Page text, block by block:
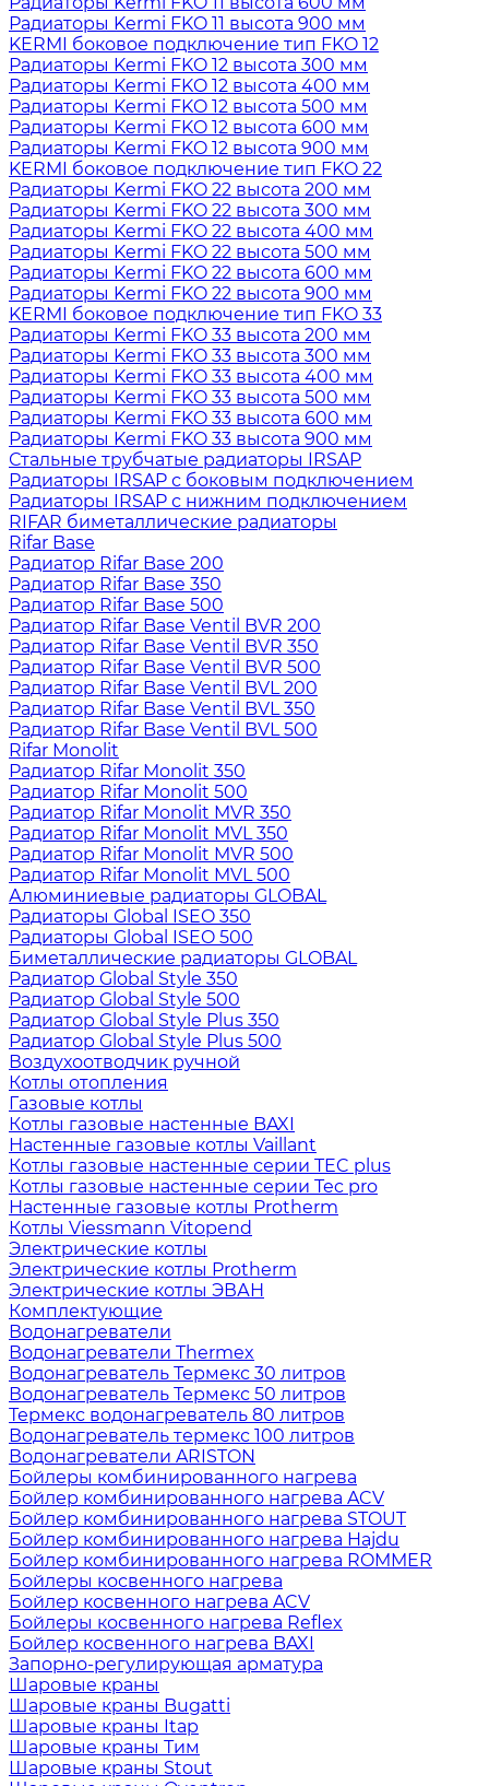
Радиаторы Kermi FKO 11 высота 900 мм
KERMI боковое подключение тип FKO 12
Радиаторы Kermi FKO 12 высота 300 мм
Радиаторы Kermi FKO 12 высота 400 мм
Радиаторы Kermi FKO 12 высота 500 мм
Радиаторы Kermi FKO 12 высота 600 мм
Радиаторы Kermi FKO 12 высота 900 мм
KERMI боковое подключение тип FKO 22
Радиаторы Kermi FKO 22 высота 200 мм
Радиаторы Kermi FKO 22 высота 300 мм
Радиаторы Kermi FKO 22 высота 400 мм
Радиаторы Kermi FKO 22 высота 500 мм
Радиаторы Kermi FKO 22 высота 600 мм
Радиаторы Kermi FKO 22 высота 900 мм
KERMI боковое подключение тип FKO 33
Радиаторы Kermi FKO 33 высота 200 мм
Радиаторы Kermi FKO 33 высота 300 мм
Радиаторы Kermi FKO 33 высота 400 мм
Радиаторы Kermi FKO 33 высота 500 мм
Радиаторы Kermi FKO 33 высота 600 мм
Радиаторы Kermi FKO 33 высота 900 мм
Стальные трубчатые радиаторы IRSAP
Радиаторы IRSAP с боковым подключением
Радиаторы IRSAP с нижним подключением
RIFAR биметаллические радиаторы
Rifar Base
Радиатор Rifar Base 200
Радиатор Rifar Base 350
Радиатор Rifar Base 500
Радиатор Rifar Base Ventil BVR 200
Радиатор Rifar Base Ventil BVR 350
Радиатор Rifar Base Ventil BVR 500
Радиатор Rifar Base Ventil BVL 200
Радиатор Rifar Base Ventil BVL 350
Радиатор Rifar Base Ventil BVL 500
Rifar Monolit
Радиатор Rifar Monolit 350
Радиатор Rifar Monolit 500
Радиатор Rifar Monolit MVR 350
Радиатор Rifar Monolit MVL 350
Радиатор Rifar Monolit MVR 500
Радиатор Rifar Monolit MVL 500
Алюминиевые радиаторы GLOBAL
Радиаторы Global ISEO 350
Радиаторы Global ISEO 500
Биметаллические радиаторы GLOBAL
Радиатор Global Style 350
Радиатор Global Style 500
Радиатор Global Style Plus 350
Радиатор Global Style Plus 500
Воздухоотводчик ручной
Котлы отопления
Газовые котлы
Котлы газовые настенные BAXI
Настенные газовые котлы Vaillant
Котлы газовые настенные серии TEC plus
Котлы газовые настенные серии Tec pro
Настенные газовые котлы Protherm
Котлы Viessmann Vitopend
Электрические котлы
Электрические котлы Protherm
Электрические котлы ЭВАН
Комплектующие
Водонагреватели
Водонагреватели Thermex
Водонагреватель Термекс 30 литров
Водонагреватель Термекс 50 литров
Термекс водонагреватель 80 литров
Водонагреватель термекс 100 литров
Водонагреватели ARISTON
Бойлеры комбинированного нагрева
Бойлер комбинированного нагрева ACV
Бойлер комбинированного нагрева STOUT
Бойлер комбинированного нагрева Hajdu
Бойлер комбинированного нагрева ROMMER
Бойлеры косвенного нагрева
Бойлер косвенного нагрева ACV
Бойлеры косвенного нагрева Reflex
Бойлер косвенного нагрева BAXI
Запорно-регулирующая арматура
Шаровые краны
Шаровые краны Bugatti
Шаровые краны Itap
Шаровые краны Тим
Шаровые краны Stout